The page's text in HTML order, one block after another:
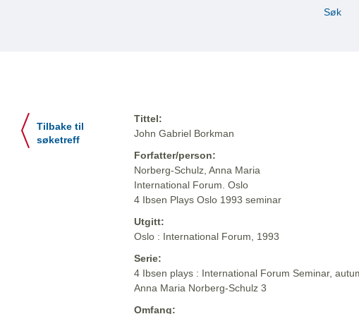
Søk
Tilbake til
søketreff
Tittel:
John Gabriel Borkman
Forfatter/person:
Norberg-Schulz, Anna Maria
International Forum. Oslo
4 Ibsen Plays Oslo 1993 seminar
Utgitt:
Oslo : International Forum, 1993
Serie:
4 Ibsen plays : International Forum Seminar,
Anna Maria Norberg-Schulz 3
Omfang: